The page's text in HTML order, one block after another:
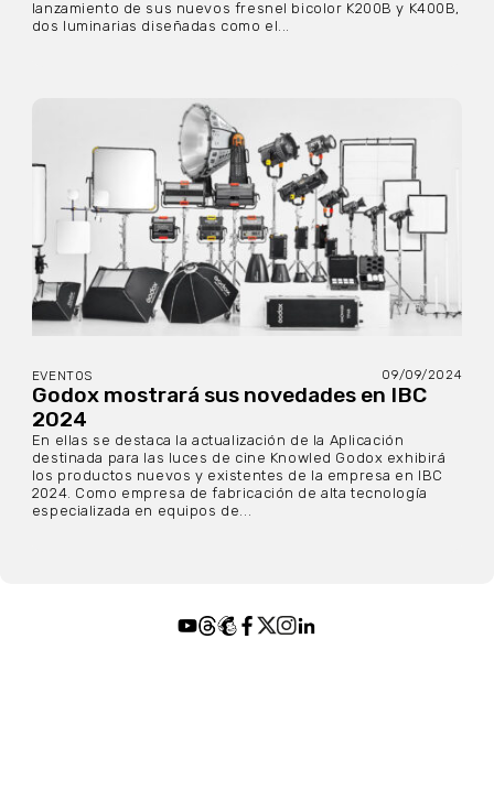
lanzamiento de sus nuevos fresnel bicolor K200B y K400B,
dos luminarias diseñadas como el...
EVENTOS 09/09/2024
Godox mostrará sus novedades en IBC
2024
En ellas se destaca la actualización de la Aplicación
destinada para las luces de cine Knowled Godox exhibirá
los productos nuevos y existentes de la empresa en IBC
2024. Como empresa de fabricación de alta tecnología
especializada en equipos de...